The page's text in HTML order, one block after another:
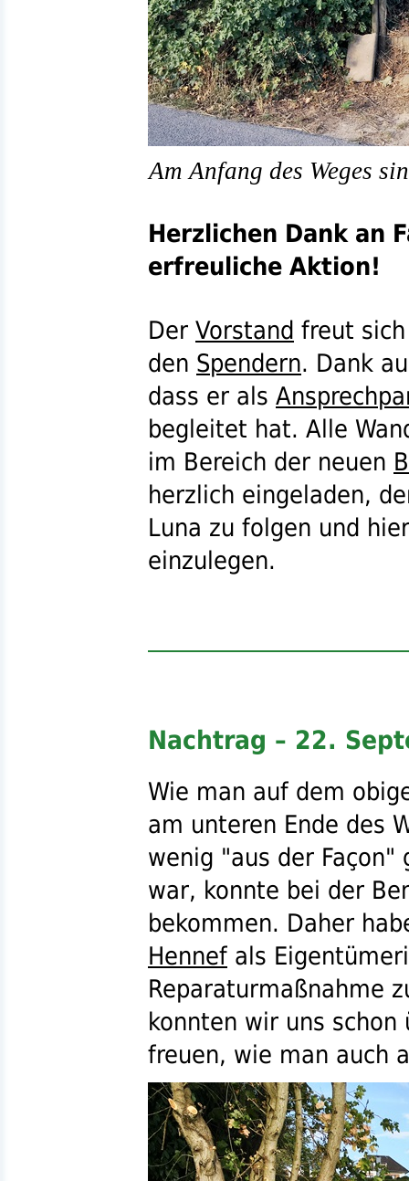
Am Anfang des Weges
Herzlichen Dank an
erfreuliche Aktion!
Der Vorstand freut
den Spendern. Dank
dass er als
begleitet hat. Alle
im Bereich der neuen
herzlich eingeladen,
Luna zu folgen und
einzulegen.
Nachtrag – 22.
Wie man auf dem
am unteren Ende des
wenig "aus der Façon"
war, konnte bei der
bekommen. Daher
Hennef als
Reparaturmaßnahme
konnten wir uns schon
freuen, wie man auch